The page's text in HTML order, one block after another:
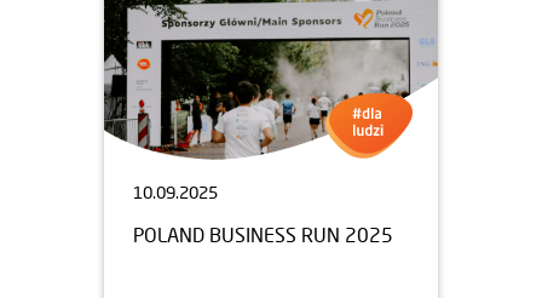
10.09.2025
POLAND BUSINESS RUN 2025